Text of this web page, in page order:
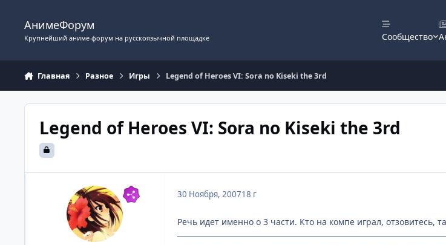
АнимеФорум
Крупнейший аниме-форум на русскоязычной площадке Сообщество
Главная Разное Игры Legend of Heroes VI: Sora no Kiseki the 3rd
Legend of Heroes VI: Sora no Kiseki the 3rd
30 Ноября, 200718 г
Речь идет именно о 3 части. Кто на компе играл, отзовитесь,